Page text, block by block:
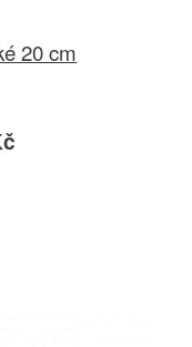
20 cm